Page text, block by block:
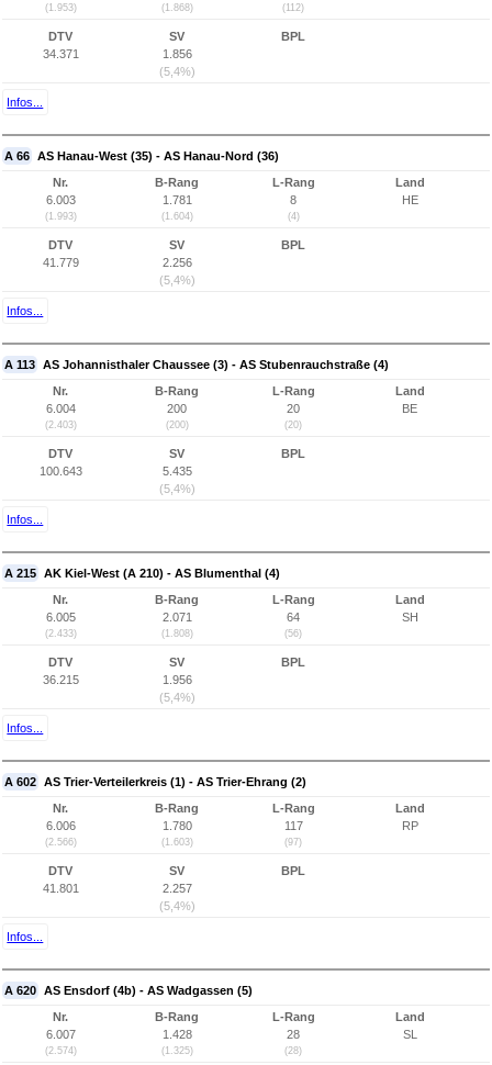
(1.953) (1.868) (112)
DTV
34.371
SV
1.856
(5,4%)
BPL
Infos...
A 66 AS Hanau-West (35) - AS Hanau-Nord (36)
Nr.
6.003
(1.993)
B-Rang
1.781
(1.604)
L-Rang
8
(4)
Land
HE
DTV
41.779
SV
2.256
(5,4%)
BPL
Infos...
A 113 AS Johannisthaler Chaussee (3) - AS Stubenrauchstraße (4)
Nr.
6.004
(2.403)
B-Rang
200
(200)
L-Rang
20
(20)
Land
BE
DTV
100.643
SV
5.435
(5,4%)
BPL
Infos...
A 215 AK Kiel-West (A 210) - AS Blumenthal (4)
Nr.
6.005
(2.433)
B-Rang
2.071
(1.808)
L-Rang
64
(56)
Land
SH
DTV
36.215
SV
1.956
(5,4%)
BPL
Infos...
A 602 AS Trier-Verteilerkreis (1) - AS Trier-Ehrang (2)
Nr.
6.006
(2.566)
B-Rang
1.780
(1.603)
L-Rang
117
(97)
Land
RP
DTV
41.801
SV
2.257
(5,4%)
BPL
Infos...
A 620 AS Ensdorf (4b) - AS Wadgassen (5)
Nr.
6.007
(2.574)
B-Rang
1.428
(1.325)
L-Rang
28
(28)
Land
SL